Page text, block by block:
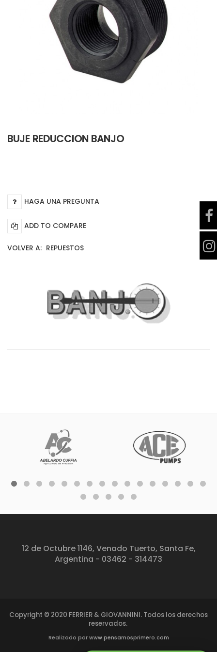
BUJE REDUCCION BANJO
HAGA UNA PREGUNTA
ADD TO COMPARE
VOLVER A: REPUESTOS
12 de Octubre 1146, Venado Tuerto, Santa Fe,
Argentina - 03462 - 314473
Copyright © 2020 FERRIER & GIOVANNINI. Todos los derechos
reservados.
Realizado por www.pensamosprimero.com